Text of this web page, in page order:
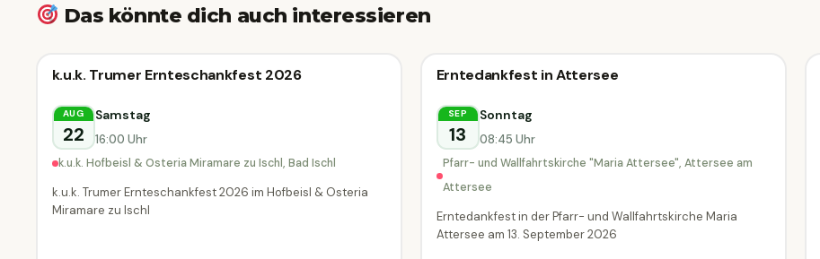
Das könnte dich auch interessieren
Erntedank
Bad Ischl
Erntedank
k.u.k. Trumer Ernteschankfest 2026
AUG
22
Samstag
16:00 Uhr
k.u.k. Hofbeisl & Osteria Miramare zu Ischl, Bad Ischl
k.u.k. Trumer Ernteschankfest 2026 im Hofbeisl & Osteria
Miramare zu Ischl
Erntedank
Attersee am
Attersee
Erntedank
Erntedankfest in Attersee
SEP
13
Sonntag
08:45 Uhr
Pfarr- und Wallfahrtskirche "Maria Attersee", Attersee am
Attersee
Erntedankfest in der Pfarr- und Wallfahrtskirche Maria
Attersee am 13. September 2026